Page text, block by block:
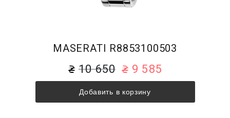
MASERATI R8853100503
10 650 9 585
Добавить в корзину